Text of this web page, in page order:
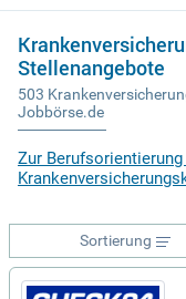
Stellenangebote
503
Jobbörse.de
Zur Berufsorientierung
Sortierung